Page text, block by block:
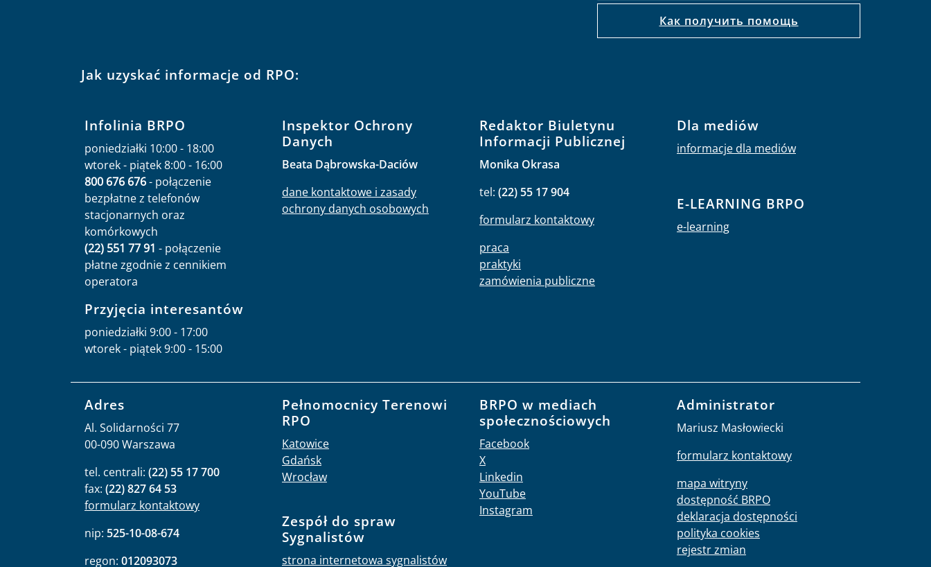
Как получить помощь
Jak uzyskać informacje od RPO:
Infolinia BRPO
poniedziałki 10:00 - 18:00
wtorek - piątek 8:00 - 16:00
800 676 676- połączenie
bezpłatne z telefonów
stacjonarnych oraz
komórkowych
(22) 551 77 91 - połączenie
płatne zgodnie z cennikiem
operatora
Przyjęcia interesantów
poniedziałki 9:00 - 17:00
wtorek - piątek 9:00 - 15:00
Inspektor Ochrony
Danych
Beata Dąbrowska-Daciów
dane kontaktowe i zasady
ochrony danych osobowych
Redaktor Biuletynu
Informacji Publicznej
Monika Okrasa
tel: (22) 55 17 904
formularz kontaktowy
praca
praktyki
zamówienia publiczne
Dla mediów
informacje dla mediów
E-LEARNING BRPO
e-learning
Adres
Al. Solidarności 77
00-090 Warszawa
tel. centrali: (22) 55 17 700
fax: (22) 827 64 53
formularz kontaktowy
nip: 525-10-08-674
regon: 012093073
Pełnomocnicy Terenowi
RPO
Katowice
Gdańsk
Wrocław
Zespół do spraw
Sygnalistów
strona internetowa sygnalistów
BRPO w mediach
społecznościowych
Facebook
X
Linkedin
YouTube
Instagram
Administrator
Mariusz Masłowiecki
formularz kontaktowy
mapa witryny
dostępność BRPO
deklaracja dostępności
polityka cookies
rejestr zmian